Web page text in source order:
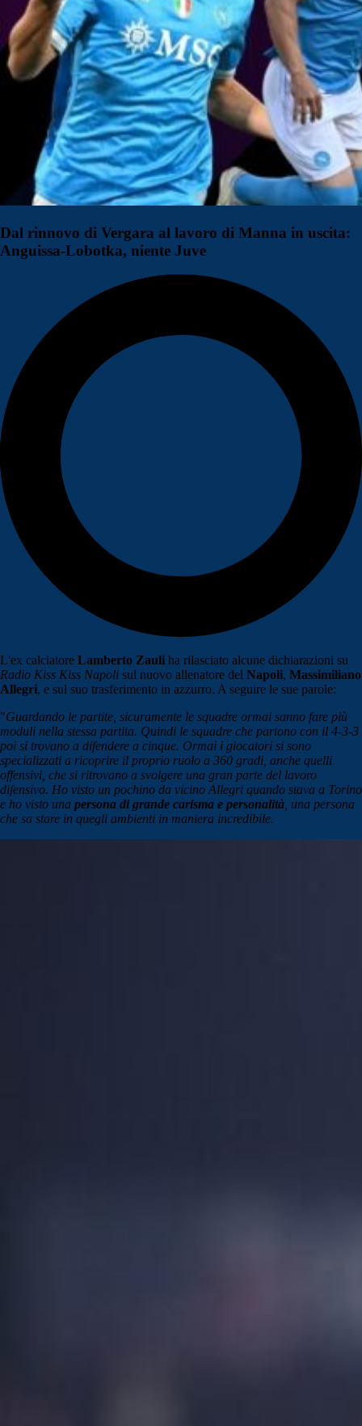
Dal rinnovo di Vergara al lavoro di Manna in uscita:
Anguissa-Lobotka, niente Juve
L'ex calciatore Lamberto Zauli ha rilasciato alcune dichiarazioni su
Radio Kiss Kiss Napoli sul nuovo allenatore del Napoli, Massimiliano
Allegri, e sul suo trasferimento in azzurro. A seguire le sue parole:
"Guardando le partite, sicuramente le squadre ormai sanno fare più
moduli nella stessa partita. Quindi le squadre che partono con il 4-3-3
poi si trovano a difendere a cinque. Ormai i giocatori si sono
specializzati a ricoprire il proprio ruolo a 360 gradi, anche quelli
offensivi, che si ritrovano a svolgere una gran parte del lavoro
difensivo. Ho visto un pochino da vicino Allegri quando stava a Torino
e ho visto una persona di grande carisma e personalità, una persona
che sa stare in quegli ambienti in maniera incredibile.